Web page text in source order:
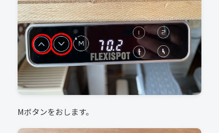
Mボタンをおします。